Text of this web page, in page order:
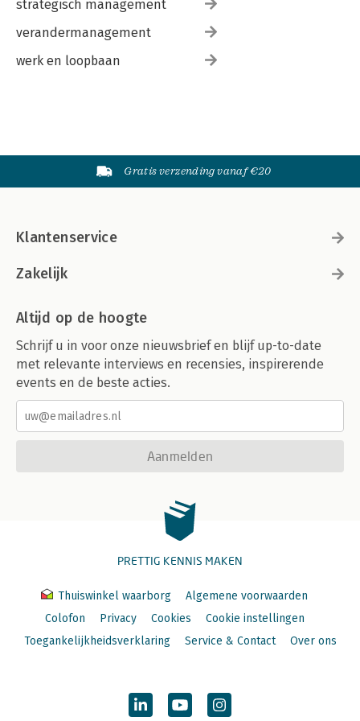
Het een en het ander — 230
Onmacht door foute macht — 240
Conclusie — 241
16 Naar een nieuwe veranderetiquette — 243
strategisch management
verandermanagement
werk en loopbaan
Gratis verzending vanaf €20
Klantenservice
Zakelijk
Altijd op de hoogte
Schrijf u in voor onze nieuwsbrief en blijf up-to-date
met relevante interviews en recensies, inspirerende
events en de beste acties.
Aanmelden
PRETTIG KENNIS MAKEN
Thuiswinkel waarborg
Algemene voorwaarden
Colofon
Privacy Cookies
Cookie instellingen
Toegankelijkheidsverklaring
Service & Contact Over ons